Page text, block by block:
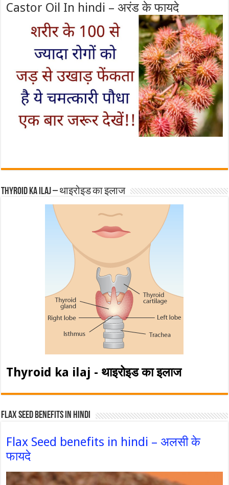
Castor Oil In hindi – अरंड के फायदे
Thyroid ka ilaj – थाइरोइड का इलाज
Thyroid ka ilaj - थाइरोइड का इलाज
Flax Seed Benefits in hindi
Flax Seed benefits in hindi – अलसी के
फायदे